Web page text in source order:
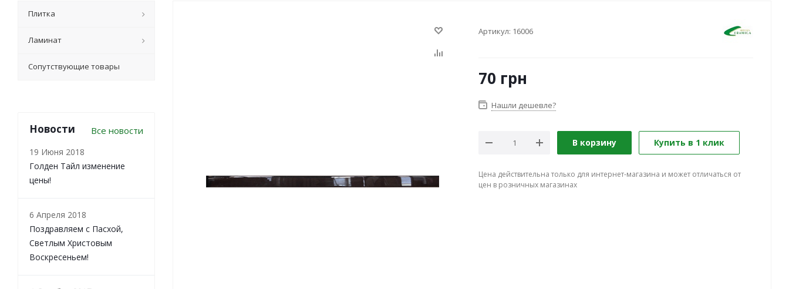
Артикул: 16006
70 грн
Нашли дешевле?
В корзину Купить в 1 клик
Цена действительна только для интернет-магазина и может отличаться от
цен в розничных магазинах
Плитка
Ламинат
Сопутствующие товары
Новости Все новости
19 Июня 2018
Голден Тайл изменение
цены!
6 Апреля 2018
Поздравляем с Пасхой,
Светлым Христовым
Воскресеньем!